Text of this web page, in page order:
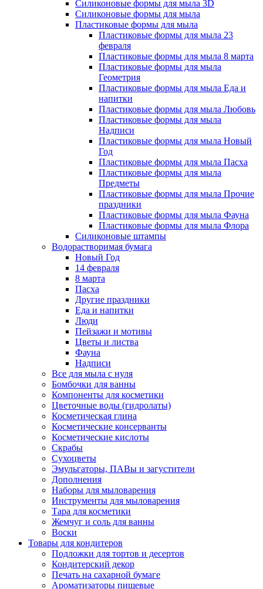
Силиконовые формы для мыла 3D
Силиконовые формы для мыла
Пластиковые формы для мыла
Пластиковые формы для мыла 23
февраля
Пластиковые формы для мыла 8 марта
Пластиковые формы для мыла
Геометрия
Пластиковые формы для мыла Еда и
напитки
Пластиковые формы для мыла Любовь
Пластиковые формы для мыла
Надписи
Пластиковые формы для мыла Новый
Год
Пластиковые формы для мыла Пасха
Пластиковые формы для мыла
Предметы
Пластиковые формы для мыла Прочие
праздники
Пластиковые формы для мыла Фауна
Пластиковые формы для мыла Флора
Силиконовые штампы
Водорастворимая бумага
Новый Год
14 февраля
8 марта
Пасха
Другие праздники
Еда и напитки
Люди
Пейзажи и мотивы
Цветы и листва
Фауна
Надписи
Все для мыла с нуля
Бомбочки для ванны
Компоненты для косметики
Цветочные воды (гидролаты)
Косметическая глина
Косметические консерванты
Косметические кислоты
Скрабы
Сухоцветы
Эмульгаторы, ПАВы и загустители
Дополнения
Наборы для мыловарения
Инструменты для мыловарения
Тара для косметики
Жемчуг и соль для ванны
Воски
Товары для кондитеров
Подложки для тортов и десертов
Кондитерский декор
Печать на сахарной бумаге
Ароматизаторы пищевые